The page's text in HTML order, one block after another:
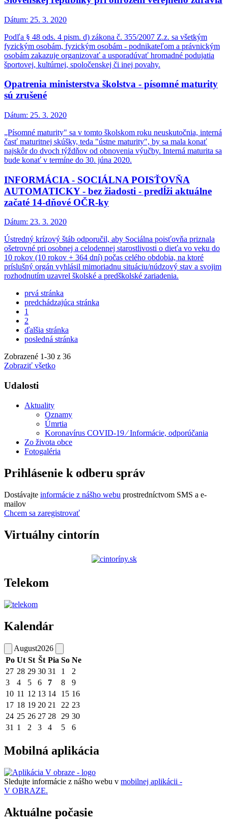
Dátum: 25. 3. 2020
Podľa § 48 ods. 4 pism. d) zákona č. 355/2007 Z.z. sa všetkým
fyzickým osobám, fyzickým osobám - podnikateľom a právnickým
osobám zakazuje organizovať a usporadúvať hromadné podujatia
športovej, kultúrnej, spoločenskej či inej povahy.
Opatrenia ministerstva školstva - písomné maturity
sú zrušené
Dátum: 25. 3. 2020
„Písomné maturity" sa v tomto školskom roku neuskutočnia, interná
časť maturitnej skúšky, teda "ústne maturity", by sa mala konať
najskôr do dvoch týždňov od obnovenia výučby. Interná maturita sa
bude konať v termíne do 30. júna 2020.
INFORMÁCIA - SOCIÁLNA POISŤOVŇA
AUTOMATICKY - bez žiadosti - predĺži aktuálne
začaté 14-dňové OČR-ky
Dátum: 23. 3. 2020
Ústredný krízový štáb odporučil, aby Sociálna poisťovňa priznala
ošetrovné pri osobnej a celodennej starostlivosti o dieťa vo veku do
10 rokov (10 rokov + 364 dní) počas celého obdobia, na ktoré
príslušný orgán vyhlásil mimoriadnu situáciu/núdzový stav a svojim
rozhodnutím uzavrel školské a predškolské zariadenia.
prvá stránka
predchádzajúca stránka
1
2
ďalšia stránka
posledná stránka
Zobrazené 1-30 z 36
Zobraziť všetko
Udalosti
Aktuality
Oznamy
Úmrtia
Koronavírus COVID-19 ⁄ Informácie, odporúčania
Zo života obce
Fotogaléria
Prihlásenie k odberu správ
Dostávajte informácie z nášho webu prostredníctvom SMS a e-
mailov
Chcem sa zaregistrovať
Virtuálny cintorín
Telekom
Kalendár
August2026
Po Ut St Št Pia So Ne
27 28 29 30 31 1
2
3
4 5 6 7 8
9
10 11 12 13 14 15 16
17 18 19 20 21 22 23
24 25 26 27 28 29 30
31 1 2 3 4 5 6
Mobilná aplikácia
Sledujte informácie z nášho webu v mobilnej aplikácii -
V OBRAZE.
Aktuálne počasie